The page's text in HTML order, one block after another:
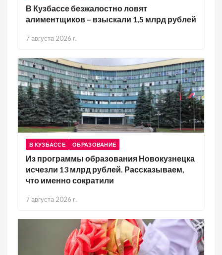
В Кузбассе безжалостно ловят
алиментщиков – взыскали 1,5 млрд рублей
7 августа 2026 г.
В КУЗБАССЕ ОБРАЗОВАНИЕ
Из программы образования Новокузнецка
исчезли 13 млрд рублей. Рассказываем,
что именно сократили
7 августа 2026 г.